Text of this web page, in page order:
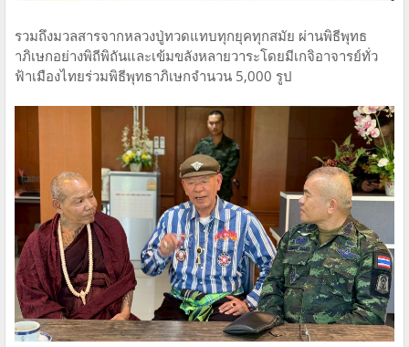
รวมถึงมวลสารจากหลวงปู่ทวดแทบทุกยุคทุกสมัย ผ่านพิธีพุทธ
าภิเษกอย่างพิถีพิถันและเข้มขลังหลายวาระ​โดยมีเกจิอาจารย์ทั่ว
ฟ้าเมืองไทย​ร่วมพิธีพุทธาภิเษกจำนวน 5,000 รูป​